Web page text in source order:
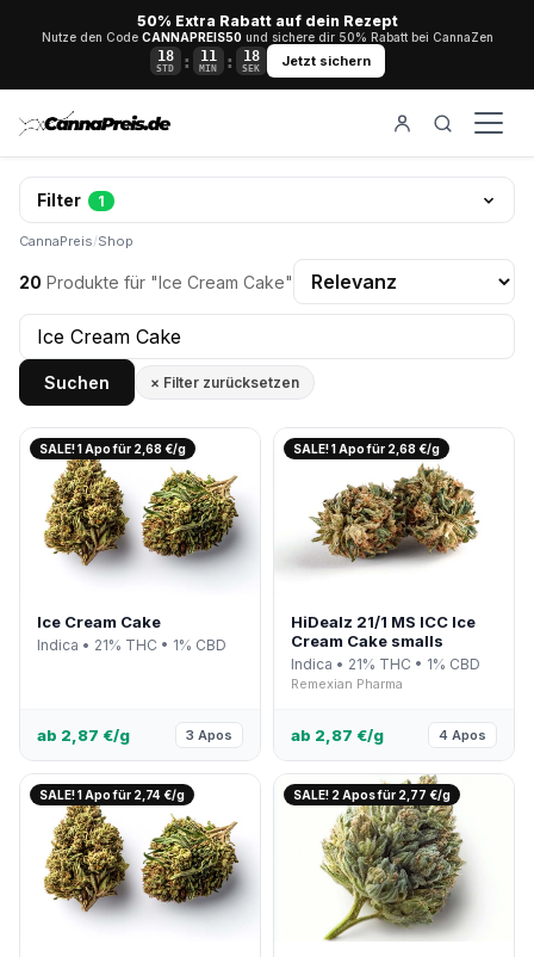
50% Extra Rabatt auf dein Rezept
Nutze den Code CANNAPREIS50und sichere dir 50% Rabatt bei CannaZen
18
STD : 11
MIN : 18
SEK Jetzt sichern
Filter 1
CannaPreis/Shop
20 Produkte für "Ice Cream Cake"
Suchen × Filter zurücksetzen
SALE! 1 Apo für 2,68 €/g
Ice Cream Cake
Indica • 21% THC • 1% CBD
ab 2,87 €/g 3 Apos
SALE! 1 Apo für 2,68 €/g
HiDealz 21/1 MS ICC Ice
Cream Cake smalls
Indica • 21% THC • 1% CBD
Remexian Pharma
ab 2,87 €/g 4 Apos
SALE! 1 Apo für 2,74 €/g SALE! 2 Apos für 2,77 €/g